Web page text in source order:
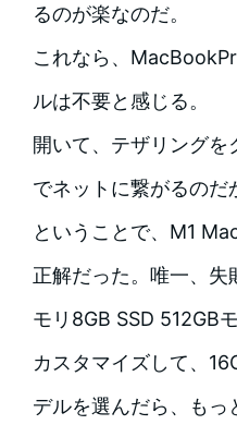
るのが楽なのだ。
これなら、
ルは不要と感じる。
開いて、テザリング
でネットに繋がるのだ
ということで、M1
正解だった。唯一、失
モリ8GB SSD 512GB
カスタマイズして、
デルを選んだら、もっ